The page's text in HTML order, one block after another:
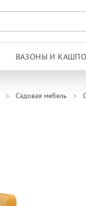
ВАЗОНЫ И КАШПО
Садовая мебель